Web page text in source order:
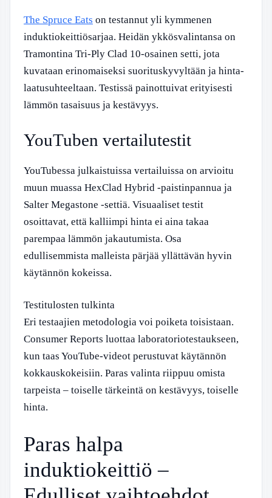
The Spruce Eats on testannut yli kymmenen
induktiokeittiösarjaa. Heidän ykkösvalintansa on
Tramontina Tri-Ply Clad 10-osainen setti, jota
kuvataan erinomaiseksi suorituskyvyltään ja hinta-
laatusuhteeltaan. Testissä painottuivat erityisesti
lämmön tasaisuus ja kestävyys.
YouTuben vertailutestit
YouTubessa julkaistuissa vertailuissa on arvioitu
muun muassa HexClad Hybrid -paistinpannua ja
Salter Megastone -settiä. Visuaaliset testit
osoittavat, että kalliimpi hinta ei aina takaa
parempaa lämmön jakautumista. Osa
edullisemmista malleista pärjää yllättävän hyvin
käytännön kokeissa.
Testitulosten tulkinta
Eri testaajien metodologia voi poiketa toisistaan.
Consumer Reports luottaa laboratoriotestaukseen,
kun taas YouTube-videot perustuvat käytännön
kokkauskokeisiin. Paras valinta riippuu omista
tarpeista – toiselle tärkeintä on kestävyys, toiselle
hinta.
Paras halpa
induktiokeittiö –